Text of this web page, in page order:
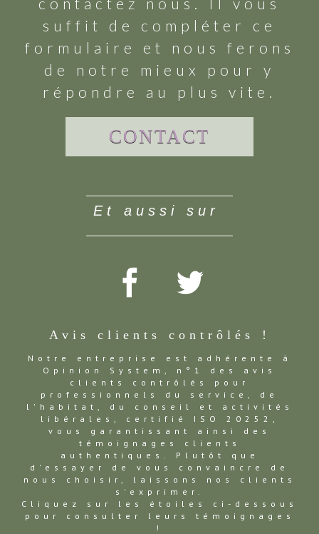
suffit de compléter ce
formulaire et nous ferons
de notre mieux pour y
répondre au plus vite.
CONTACT
et aussi sur
Avis clients contrôlés !
Notre entreprise est adhérente à
Opinion System, n°1 des avis
clients contrôlés pour
professionnels du service, de
l'habitat, du conseil et activités
libérales, certifié ISO 20252,
vous garantissant ainsi des
témoignages clients
authentiques. Plutôt que
d'essayer de vous convaincre de
nous choisir, laissons nos clients
s'exprimer.
Cliquez sur les étoiles ci-dessous
pour consulter leurs témoignages
!